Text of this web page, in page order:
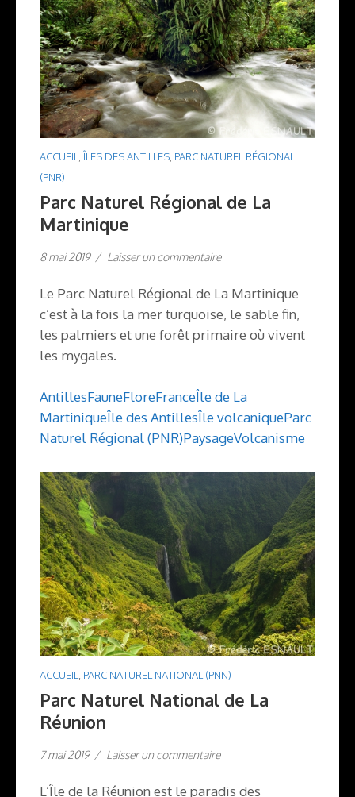
ACCUEIL ÎLES DES ANTILLES PARC NATUREL RÉGIONAL
(PNR)
Parc Naturel Régional de La
Martinique
8 mai 2019 / Laisser un commentaire
Le Parc Naturel Régional de La Martinique
c’est à la fois la mer turquoise, le sable fin,
les palmiers et une forêt primaire où vivent
les mygales.
AntillesFauneFloreFranceÎle de La
MartiniqueÎle des AntillesÎle volcaniqueParc
Naturel Régional (PNR)PaysageVolcanisme
ACCUEIL PARC NATUREL NATIONAL (PNN)
Parc Naturel National de La
Réunion
7 mai 2019 / Laisser un commentaire
L’Île de la Réunion est le paradis des